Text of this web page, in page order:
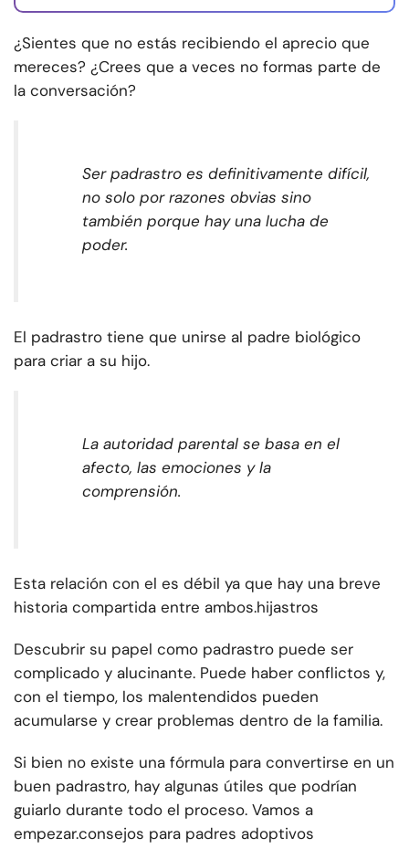
¿Sientes que no estás recibiendo el aprecio que
mereces? ¿Crees que a veces no formas parte de
la conversación?
Ser padrastro es definitivamente difícil,
no solo por razones obvias sino
también porque hay una lucha de
poder.
El padrastro tiene que unirse al padre biológico
para criar a su hijo.
La autoridad parental se basa en el
afecto, las emociones y la
comprensión.
Esta relación con el es débil ya que hay una breve
historia compartida entre ambos.hijastros
Descubrir su papel como padrastro puede ser
complicado y alucinante. Puede haber conflictos y,
con el tiempo, los malentendidos pueden
acumularse y crear problemas dentro de la familia.
Si bien no existe una fórmula para convertirse en un
buen padrastro, hay algunas útiles que podrían
guiarlo durante todo el proceso. Vamos a
empezar.consejos para padres adoptivos